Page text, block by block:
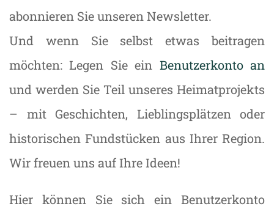
abonnieren Sie unseren Newsletter.
Und wenn Sie selbst etwas beitragen
möchten: Legen Sie ein Benutzerkonto an
und werden Sie Teil unseres Heimatprojekts
– mit Geschichten, Lieblingsplätzen oder
historischen Fundstücken aus Ihrer Region.
Wir freuen uns auf Ihre Ideen!
Hier können Sie sich ein Benutzerkonto